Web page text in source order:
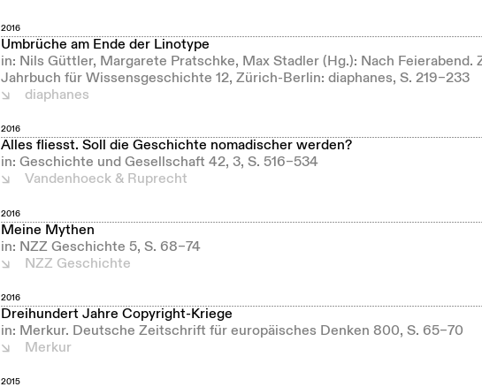
2016
Umbrüche am Ende der Linotype
in: Nils Güttler, Margarete Pratschke, Max Stadler (Hg.): Nach Feierabend.
Jahrbuch für Wissensgeschichte 12, Zürich-Berlin: diaphanes, S. 219–233
diaphanes
2016
Alles fliesst. Soll die Geschichte nomadischer werden?
in: Geschichte und Gesellschaft 42, 3, S. 516–534
Vandenhoeck & Ruprecht
2016
Meine Mythen
in: NZZ Geschichte 5, S. 68–74
NZZ Geschichte
2016
Dreihundert Jahre Copyright-Kriege
in: Merkur. Deutsche Zeitschrift für europäisches Denken 800, S. 65–70
Merkur
2015